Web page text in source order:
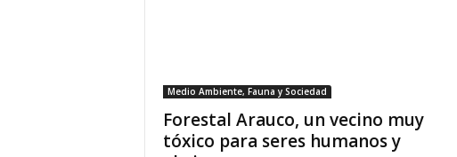
Medio Ambiente, Fauna y Sociedad
Forestal Arauco, un vecino muy
tóxico para seres humanos y